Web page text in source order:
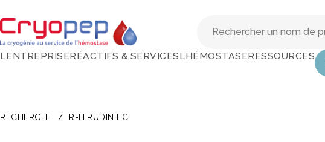
L’ENTREPRISERÉACTIFS & SERVICESL’HÉMOSTASERESSOURCES
RECHERCHE / R-HIRUDIN EC